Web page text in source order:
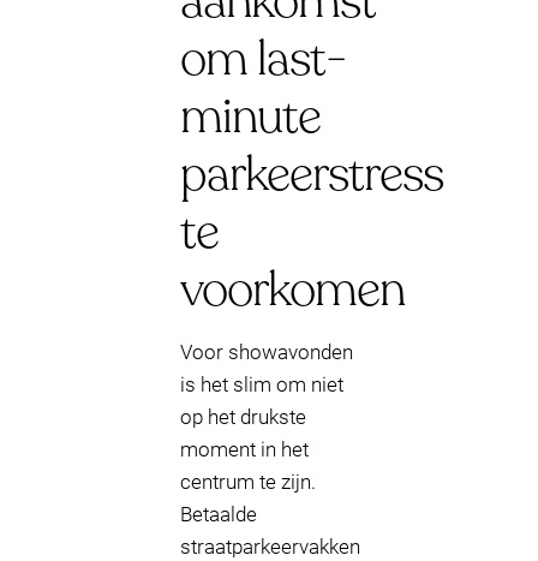
om last-
minute
parkeerstress
te
voorkomen
Voor showavonden
is het slim om niet
op het drukste
moment in het
centrum te zijn.
Betaalde
straatparkeervakken